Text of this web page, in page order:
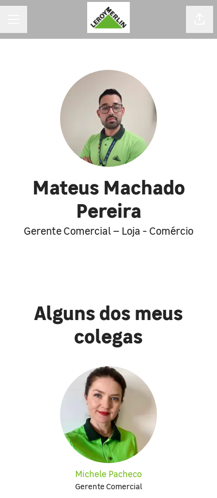
Mateus Machado
Pereira
Gerente Comercial – Loja - Comércio
Alguns dos meus
colegas
Michele Pacheco
Gerente Comercial